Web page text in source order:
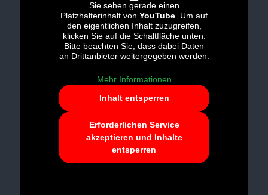
Sie sehen gerade einen
Platzhalterinhalt von YouTube . Um auf
den eigentlichen Inhalt zuzugreifen,
klicken Sie auf die Schaltfläche unten.
Bitte beachten Sie, dass dabei Daten
an Drittanbieter weitergegeben werden.
Mehr Informationen
Inhalt entsperren
Erforderlichen Service
akzeptieren und Inhalte
entsperren